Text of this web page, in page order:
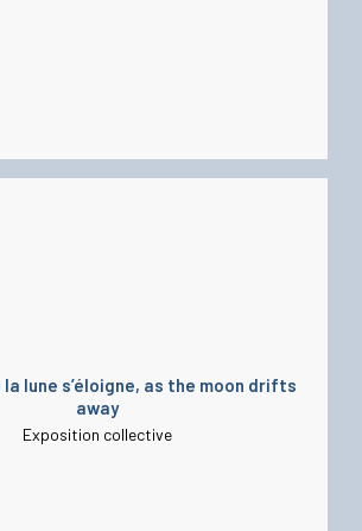
lune s’éloigne, as the moon drifts
away
Exposition collective